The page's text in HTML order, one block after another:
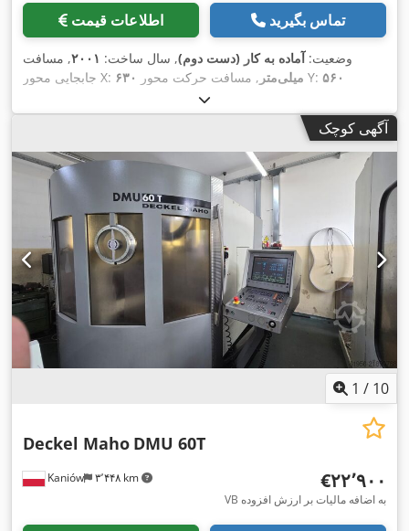
اطلاعات قیمت تماس بگیرید
وضعیت:آماده به کار (دست دوم), سال ساخت: ۲۰۰۱, مسافت
جابجایی محور X:
۶۳۰ میلی‌متر , مسافت حرکت محور Y: ۵۶۰
, مسافت حرکت محور Z:
HEIDENHAIN
, حداکثر سرعت اسپیندل:۱۲٬۰۰۰ دور/دقیقه
, تعداد
آگهی کوچک
1 / 10
Kaniów ۳٬۴۴۸ km
Deckel Maho DMU 60T
‎€۲۲٬۹۰۰
VB به اضافه مالیات بر ارزش افزوده